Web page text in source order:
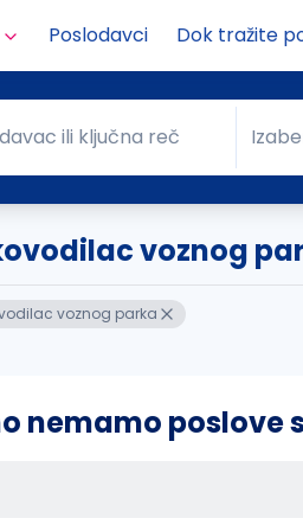
Poslodavci Dok tražite
ili ključna reč
ili ključna reč Grad
voznog
voznog parka
nemamo poslove